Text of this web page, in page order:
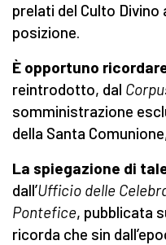
prelati del Culto
posizione.
È opportuno
reintrodotto, dal
somministrazione
della Santa
La spiegazione di
dall’Ufficio delle
Pontefice, pubblicata
ricorda che sin